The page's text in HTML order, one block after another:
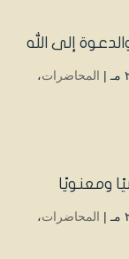
إلى الله
المحاضرات،
ومعنويًا
المحاضرات،